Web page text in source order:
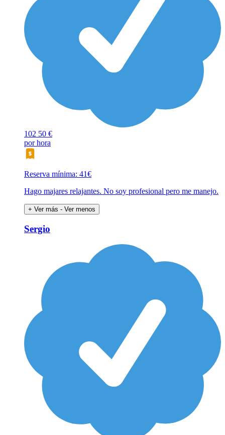
102 50 €
por hora
Reserva mínima: 41€
Hago majares relajantes. No soy profesional pero me manejo.
+ Ver más - Ver menos
Sergio